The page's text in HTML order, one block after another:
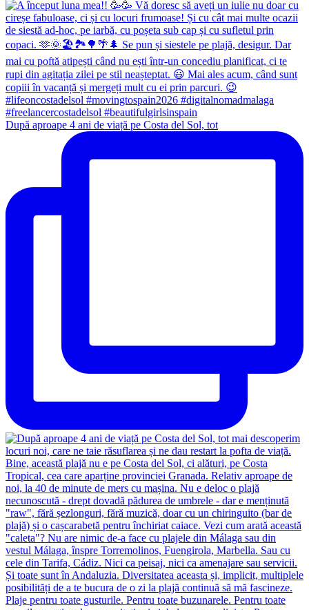
După aproape 4 ani de viață pe Costa del Sol, tot